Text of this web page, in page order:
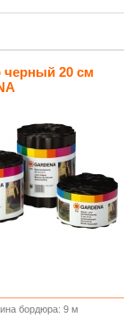
20 см
бордюра: 9 м